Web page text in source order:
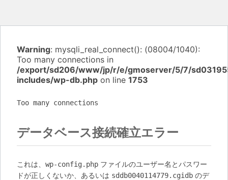
Warning: mysqli_real_connect(): (08004/1040):
Too many connections in
/export/sd206/www/jp/r/e/gmoserver/5/7/
includes/wp-db.php on line 1753
Too many connections
データベース接続確立エラー
これは、 wp-config.php ファイルのユーザー名とパスワー
ドが正しくないか、あるいは sddb0040114779.cgidb のデ